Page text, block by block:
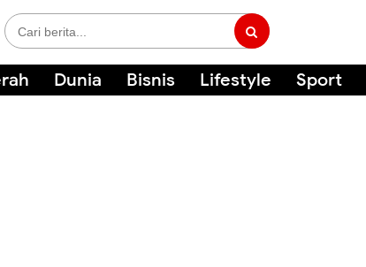
Dunia Bisnis Lifestyle Sport